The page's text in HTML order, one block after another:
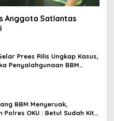
Anggota Satlantas
Prees Rilis Ungkap Kasus,
Penyalahgunaan BBM
Korupsi
BBM Menyeruak,
Polres OKU : Betul Sudah Kita